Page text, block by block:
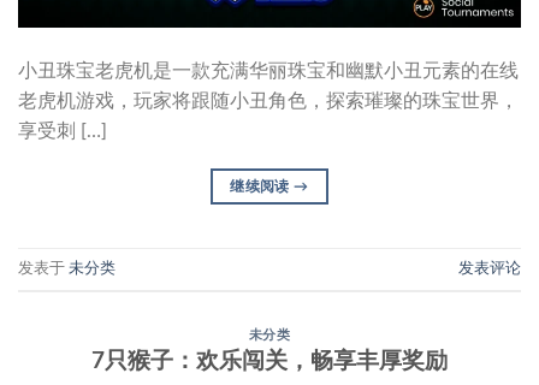
小丑珠宝老虎机是一款充满华丽珠宝和幽默小丑元素的在线
老虎机游戏，玩家将跟随小丑角色，探索璀璨的珠宝世界，
享受刺 […]
继续阅读→
发表于 未分类 发表评论
未分类
7只猴子：欢乐闯关，畅享丰厚奖励